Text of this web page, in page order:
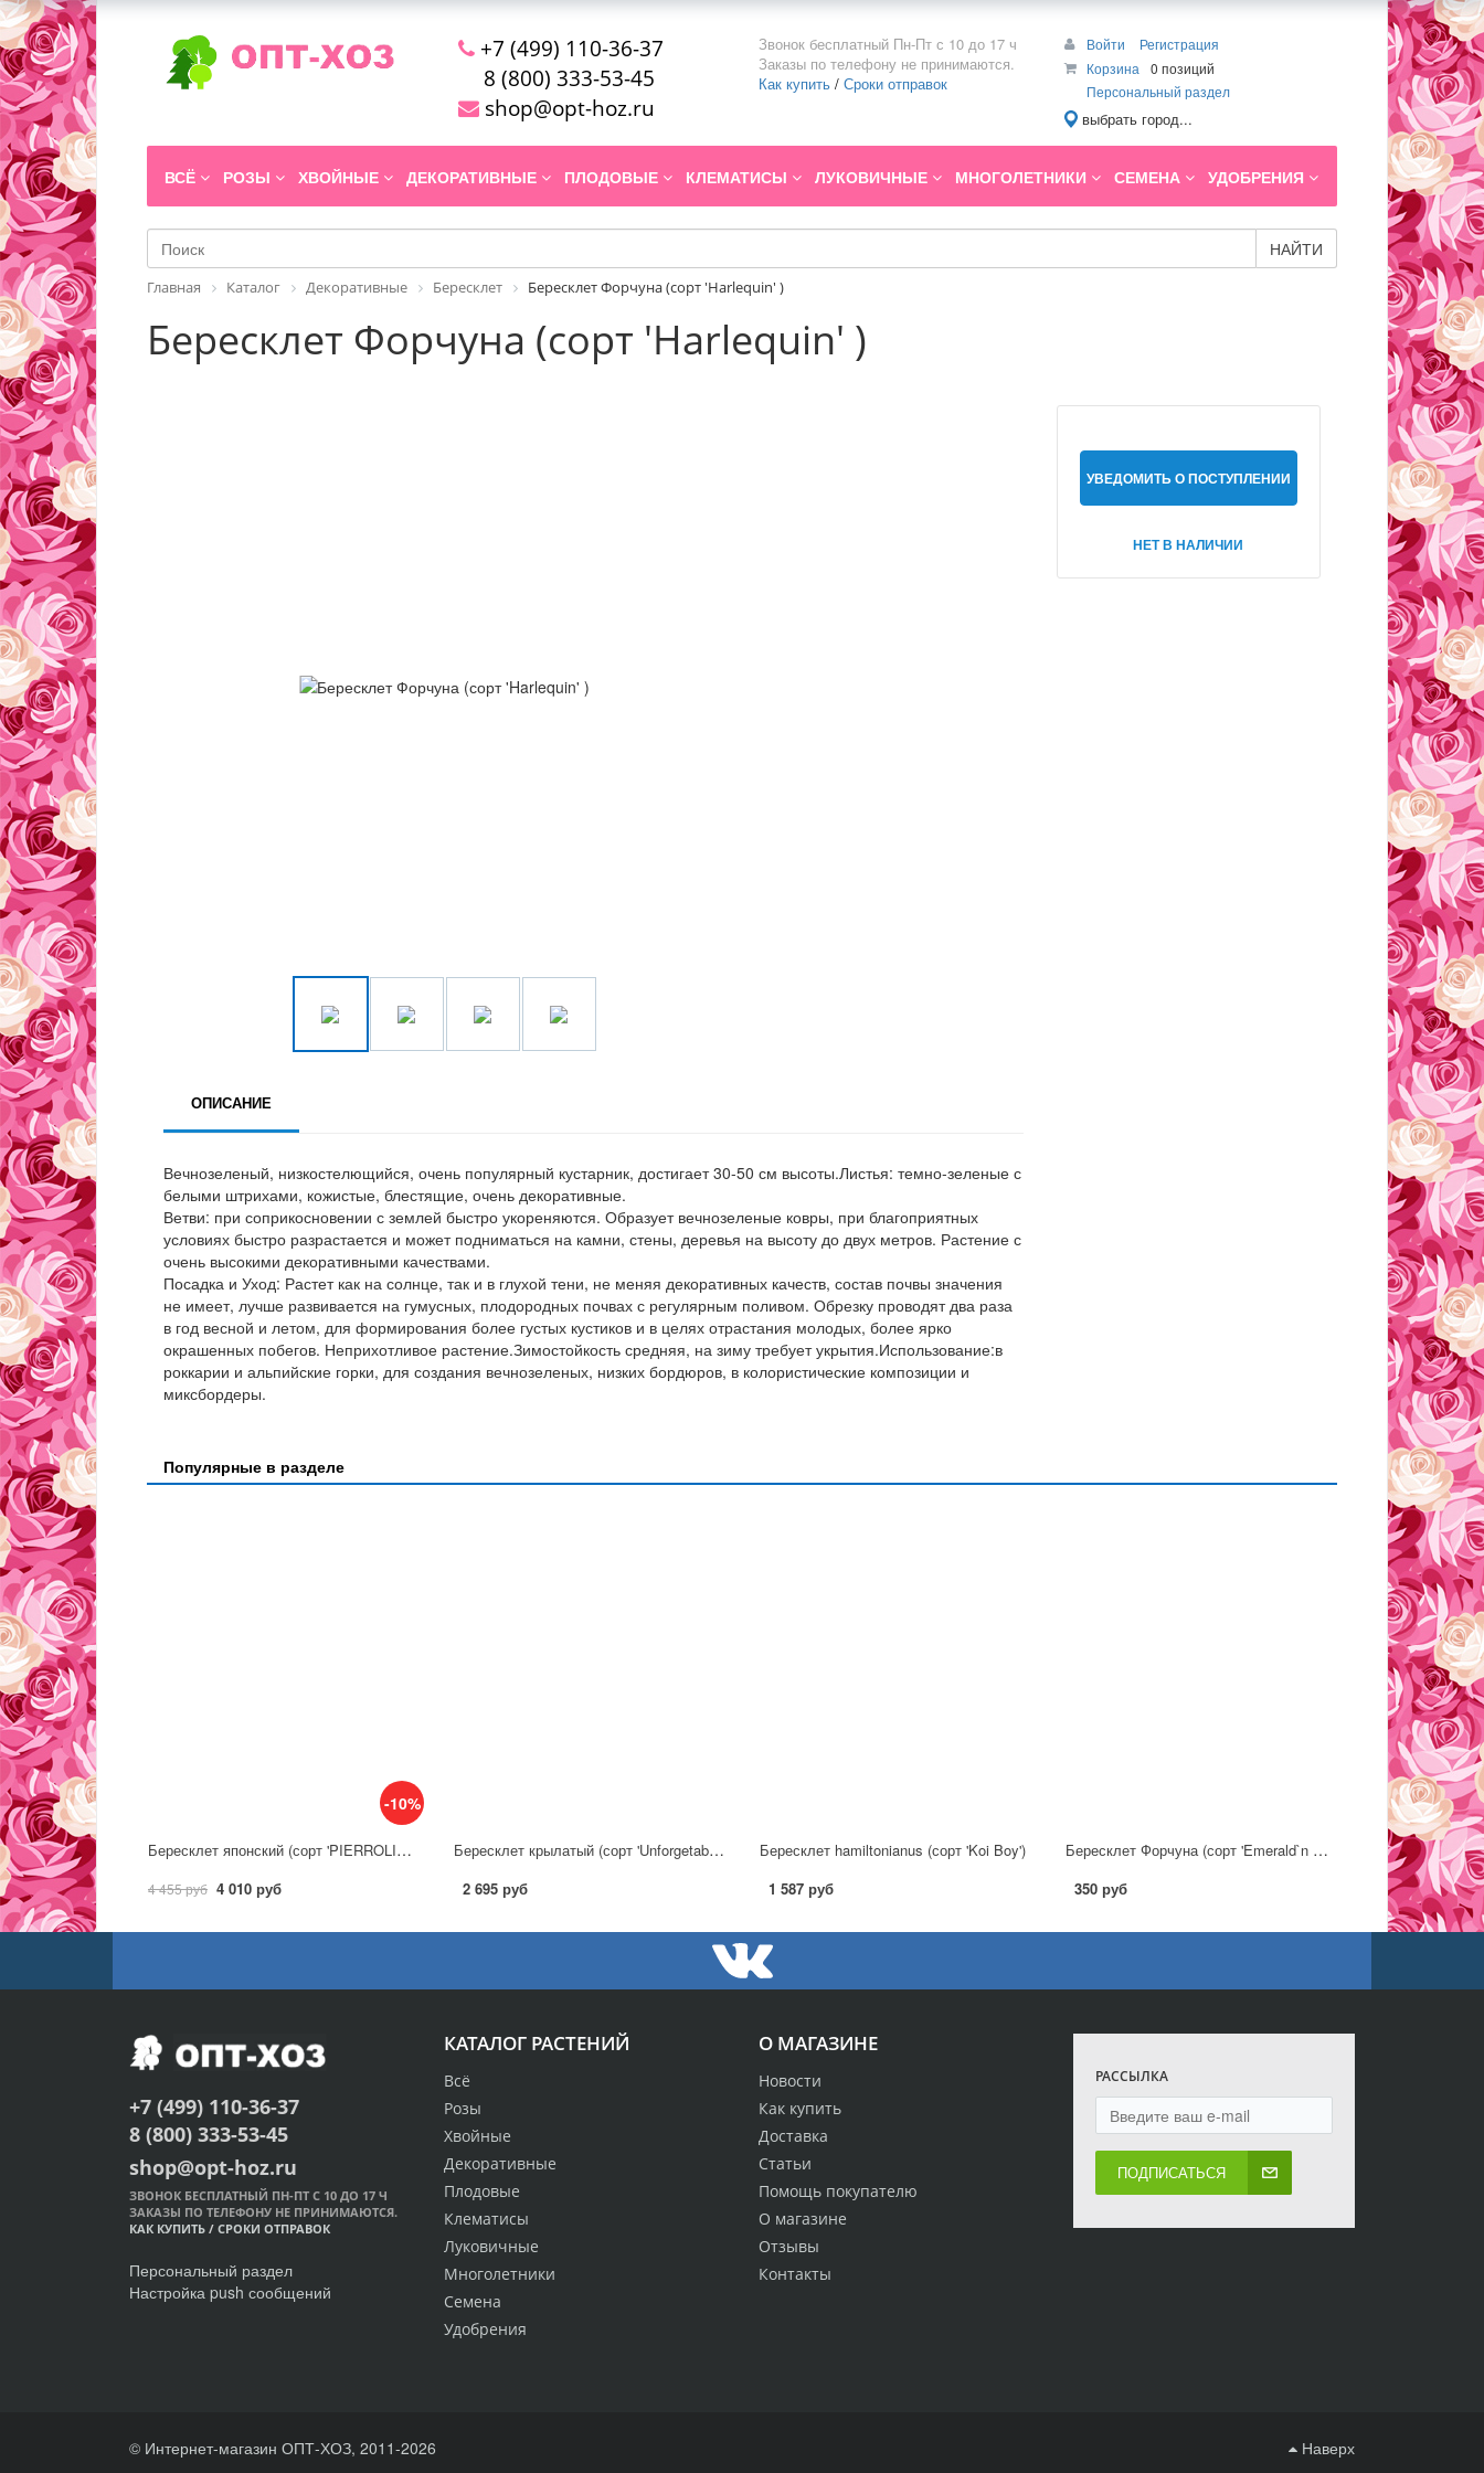
+7 (499) 110-36-37
8 (800) 333-53-45
shop@opt-hoz.ru
Звонок бесплатный Пн-Пт с 10 до 17 ч
Заказы по телефону не принимаются.
Как купить / Сроки отправок
Войти
Регистрация
Корзина
0 позиций
Персональный раздел
выбрать город...
ВСЁ РОЗЫ ХВОЙНЫЕ ДЕКОРАТИВНЫЕ ПЛОДОВЫЕ КЛЕМАТИСЫ ЛУКОВИЧНЫЕ МНОГОЛЕТНИКИ СЕМЕНА УДОБРЕНИЯ
НАЙТИ
Главная Каталог Декоративные Бересклет Бересклет Форчуна (сорт 'Harlequin' )
Бересклет Форчуна (сорт 'Harlequin' )
УВЕДОМИТЬ О ПОСТУПЛЕНИИ
НЕТ В НАЛИЧИИ
ОПИСАНИЕ
Вечнозеленый, низкостелющийся, очень популярный кустарник, достигает 30-50 см высоты.Листья: темно-зеленые с
белыми штрихами, кожистые, блестящие, очень декоративные.
Ветви: при соприкосновении с землей быстро укореняются. Образует вечнозеленые ковры, при благоприятных
условиях быстро разрастается и может подниматься на камни, стены, деревья на высоту до двух метров. Растение с
очень высокими декоративными качествами.
Посадка и Уход: Растет как на солнце, так и в глухой тени, не меняя декоративных качеств, состав почвы значения
не имеет, лучше развивается на гумусных, плодородных почвах с регулярным поливом. Обрезку проводят два раза
в год весной и летом, для формирования более густых кустиков и в целях отрастания молодых, более ярко
окрашенных побегов. Неприхотливое растение.Зимостойкость средняя, на зиму требует укрытия.Использование:в
роккарии и альпийские горки, для создания вечнозеленых, низких бордюров, в колористические композиции и
миксбордеры.
Популярные в разделе
-10%
Бересклет японский (сорт 'PIERROLINO 'Heespierrolino')
4 455 руб 4 010 руб
Бересклет крылатый (сорт 'Unforgetable Fire')
2 695 руб
Бересклет hamiltonianus (сорт 'Koi Boy')
1 587 руб
Бересклет Форчуна (сорт 'Emerald`n Gold')
350 руб
О МАГАЗИНЕ
Новости
Как купить
Доставка
Статьи
Помощь покупателю
О магазине
Отзывы
Контакты
КАТАЛОГ РАСТЕНИЙ
Всё
Розы
Хвойные
Декоративные
Плодовые
Клематисы
Луковичные
Многолетники
Семена
Удобрения
РАССЫЛКА
ПОДПИСАТЬСЯ
+7 (499) 110-36-37
8 (800) 333-53-45
shop@opt-hoz.ru
ЗВОНОК БЕСПЛАТНЫЙ ПН-ПТ С 10 ДО 17 Ч
ЗАКАЗЫ ПО ТЕЛЕФОНУ НЕ ПРИНИМАЮТСЯ.
КАК КУПИТЬ / СРОКИ ОТПРАВОК
Персональный раздел
Настройка push сообщений
© Интернет-магазин ОПТ-ХОЗ, 2011-2026 Наверх